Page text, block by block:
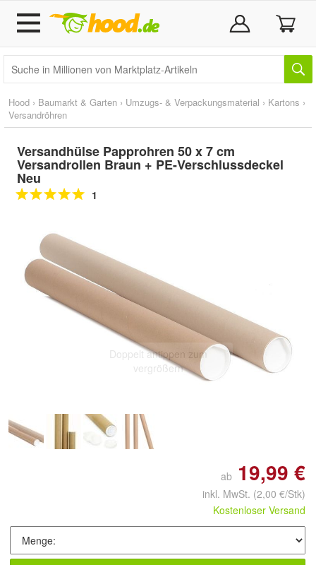
Hood › Baumarkt & Garten › Umzugs- & Verpackungsmaterial › Kartons ›
Versandröhren
Versandhülse Papprohren 50 x 7 cm
Versandrollen Braun + PE-Verschlussdeckel
Neu
1
Doppelt antippen zum
vergrößern
ab 19,99 €
inkl. MwSt. (2,00 €/Stk)
Kostenloser Versand